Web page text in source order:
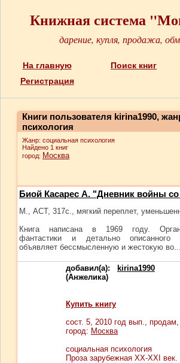
Книжная система
дарение, купля, продажа,
На главную Поиск книг
Регистрация
Книги пользователя kirina1990,
психология
Жанр: социальная психология
Найдено 1 книг
город: Москва
Биой Касарес А. "Дневник войны
М., АСТ, 317с., мягкий переплет,
Книга написана в 1969 году.
фантастики и детально
объявляет бессмысленную и жестокую во...
добавил(а):
kirina1990
(Анжелика)
Купить книгу
сост. 5, 2010 год вып., продам,
город: Москва
социальная психология
Проза зарубежная ХХ-ХХI век.